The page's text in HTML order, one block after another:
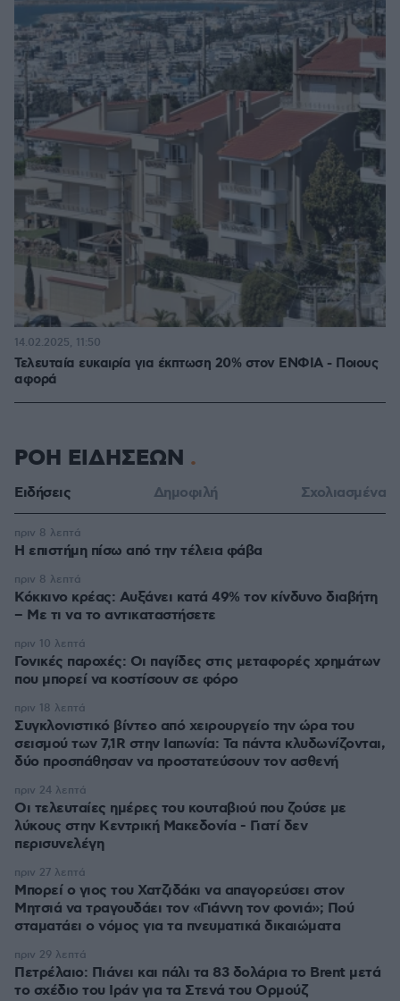
Τελευταία ευκαιρία για έκπτωση 20% στον ΕΝΦΙΑ - Ποιους
αφορά
14.02.2025, 11:50
ΡΟΗ ΕΙΔΗΣΕΩΝ
Ειδήσεις Δημοφιλή Σχολιασμένα
Η επιστήμη πίσω από την τέλεια φάβα
πριν 8 λεπτά
Κόκκινο κρέας: Αυξάνει κατά 49% τον κίνδυνο διαβήτη
– Με τι να το αντικαταστήσετε
πριν 8 λεπτά
Γονικές παροχές: Οι παγίδες στις μεταφορές χρημάτων
που μπορεί να κοστίσουν σε φόρο
πριν 10 λεπτά
Συγκλονιστικό βίντεο από χειρουργείο την ώρα του
σεισμού των 7,1R στην Ιαπωνία: Τα πάντα κλυδωνίζονται,
δύο προσπάθησαν να προστατεύσουν τον ασθενή
πριν 18 λεπτά
Οι τελευταίες ημέρες του κουταβιού που ζούσε με
λύκους στην Κεντρική Μακεδονία - Γιατί δεν
περισυνελέγη
πριν 24 λεπτά
Μπορεί ο γιος του Χατζιδάκι να απαγορεύσει στον
Μητσιά να τραγουδάει τον «Γιάννη τον φονιά»; Πού
σταματάει ο νόμος για τα πνευματικά δικαιώματα
πριν 27 λεπτά
Πετρέλαιο: Πιάνει και πάλι τα 83 δολάρια το Brent μετά
το σχέδιο του Ιράν για τα Στενά του Ορμούζ
πριν 29 λεπτά